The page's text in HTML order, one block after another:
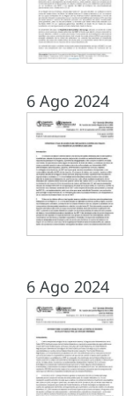
6 Ago 2024
6 Ago 2024